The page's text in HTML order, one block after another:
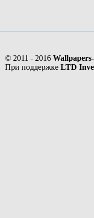
© 2011 - 2016
При поддержке LTD